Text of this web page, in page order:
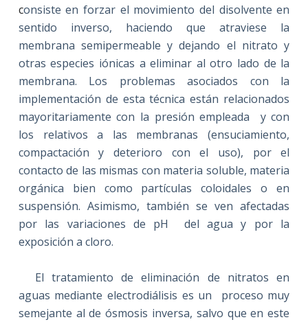
consiste en forzar el movimiento del disolvente en
sentido inverso, haciendo que atraviese la
membrana semipermeable y dejando el nitrato y
otras especies iónicas a eliminar al otro lado de la
membrana. Los problemas asociados con la
implementación de esta técnica están relacionados
mayoritariamente con la presión empleada
y con
los relativos a las membranas (ensuciamiento,
compactación y deterioro con el uso), por el
contacto de las mismas con materia soluble, materia
orgánica bien como partículas coloidales o en
suspensión. Asimismo, también se ven afectadas
por las variaciones de pH
del agua y por la
exposición a cloro.
El tratamiento de eliminación de nitratos en
aguas mediante electrodiálisis es un
proceso muy
semejante al de ósmosis inversa, salvo que en este